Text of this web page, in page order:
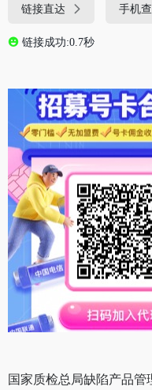
链接直达 手机
链接成功:0.7秒
国家质检总局缺陷产品